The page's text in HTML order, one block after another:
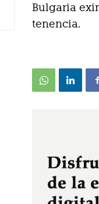
Bulgaria
tenencia.